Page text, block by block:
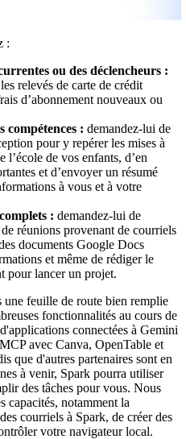
:
ou des déclencheurs :
relevés de carte de crédit
d’abonnement nouveaux ou
compétences : demandez-lui de
pour y repérer les mises à
de vos enfants, d’en
et d’envoyer un résumé
à vous et à votre
: demandez-lui de
réunions provenant de courriels
documents Google Docs
et même de rédiger le
pour lancer un projet.
feuille de route bien remplie
fonctionnalités au cours de
connectées à Gemini
avec Canva, OpenTable et
que d'autres partenaires sont en
à venir, Spark pourra utiliser
des tâches pour vous. Nous
capacités, notamment la
courriels à Spark, de créer des
votre navigateur local.